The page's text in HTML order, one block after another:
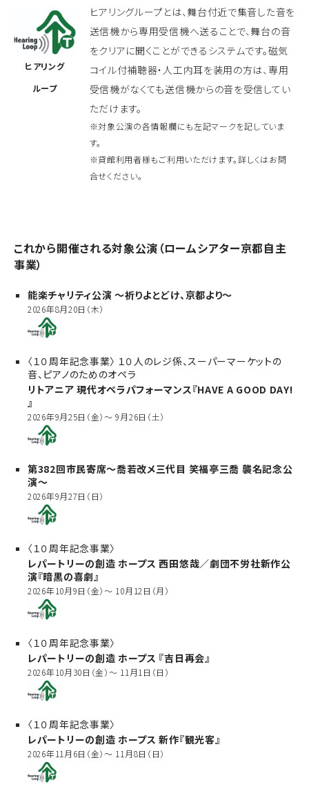
ヒアリング
ループ
ヒアリングループとは、舞台付近で集音した音を
送信機から専用受信機へ送ることで、舞台の音
をクリアに聞くことができるシステムです。磁気
コイル付補聴器・人工内耳を装用の方は、専用
受信機がなくても送信機からの音を受信してい
ただけます。
※対象公演の各情報欄にも左記マークを記していま
す。
※貸館利用者様もご利用いただけます。詳しくはお問
合せください。
これから開催される対象公演（ロームシアター京都自主
事業）
能楽チャリティ公演 ～祈りよとどけ、京都より～
2026年8月20日（木）
〈１０周年記念事業〉 １０人のレジ係、スーパーマーケットの
音、ピアノのためのオペラ
リトアニア 現代オペラパフォーマンス『HAVE A GOOD DAY!
』
2026年9月25日（金）～ 9月26日（土）
第382回市民寄席～喬若改メ三代目 笑福亭三喬 襲名記念公
演～
2026年9月27日（日）
〈１０周年記念事業〉
レパートリーの創造 ホープス 西田悠哉／劇団不労社新作公
演『暗黒の喜劇』
2026年10月9日（金）～ 10月12日（月）
〈１０周年記念事業〉
レパートリーの創造 ホープス 『吉日再会』
2026年10月30日（金）～ 11月1日（日）
〈１０周年記念事業〉
レパートリーの創造 ホープス 新作『観光客』
2026年11月6日（金）～ 11月8日（日）